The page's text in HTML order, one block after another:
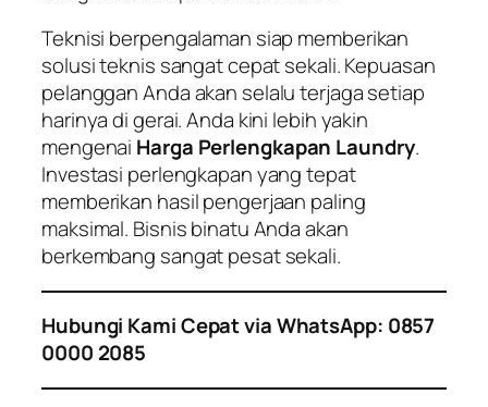
Teknisi berpengalaman siap memberikan
solusi teknis sangat cepat sekali. Kepuasan
pelanggan Anda akan selalu terjaga setiap
harinya di gerai. Anda kini lebih yakin
mengenai Harga Perlengkapan Laundry.
Investasi perlengkapan yang tepat
memberikan hasil pengerjaan paling
maksimal. Bisnis binatu Anda akan
berkembang sangat pesat sekali.
Hubungi Kami Cepat via WhatsApp: 0857
0000 2085